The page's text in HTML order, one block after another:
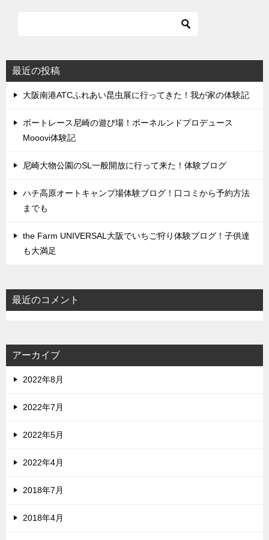
最近の投稿
大阪南港ATCふれあい昆虫展に行ってきた！我が家の体験記
ボートレース尼崎の遊び場！ボーネルンドプロデュース
Mooovi体験記
尼崎大物公園のSL一般開放に行って来た！体験ブログ
ハチ高原オートキャンプ場体験ブログ！口コミから予約方法
までも
the Farm UNIVERSAL大阪でいちご狩り体験ブログ！子供達
も大満足
最近のコメント
アーカイブ
2022年8月
2022年7月
2022年5月
2022年4月
2018年7月
2018年4月